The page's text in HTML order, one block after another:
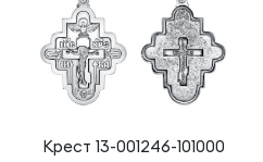
Крест 13-001246-101000